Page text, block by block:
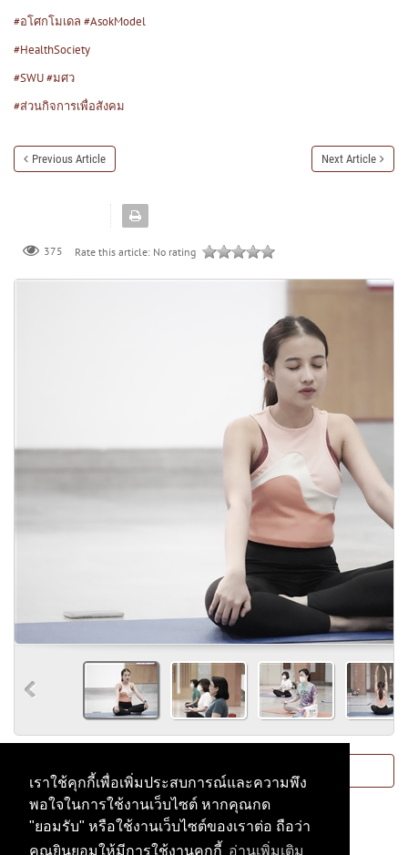
เราใช้คุกกี้เพื่อเพิ่มประสบการณ์และความพึง
พอใจในการใช้งานเว็บไซต์ หากคุณกด
"ยอมรับ" หรือใช้งานเว็บไซต์ของเราต่อ ถือว่า
คุณยินยอมให้มีการใช้งานคุกกี้ อ่านเพิ่มเติม
#อโศกโมเดล #AsokModel
#HealthSociety
#SWU#มศว
#ส่วนกิจการเพื่อสังคม
Previous Article Next Article
375 Rate this article: No rating
or register